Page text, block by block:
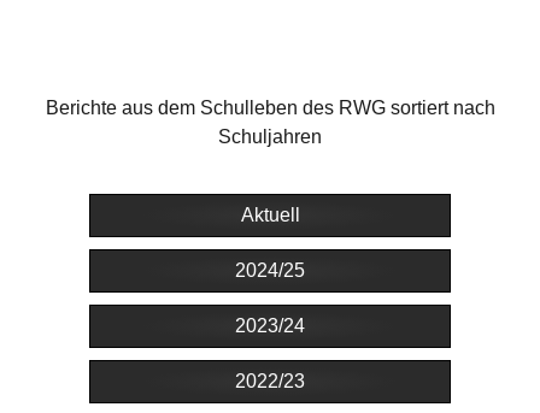
Berichte aus dem Schulleben des RWG sortiert nach
Schuljahren
Aktuell
2024/25
2023/24
2022/23